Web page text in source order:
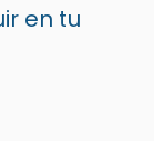
en tu